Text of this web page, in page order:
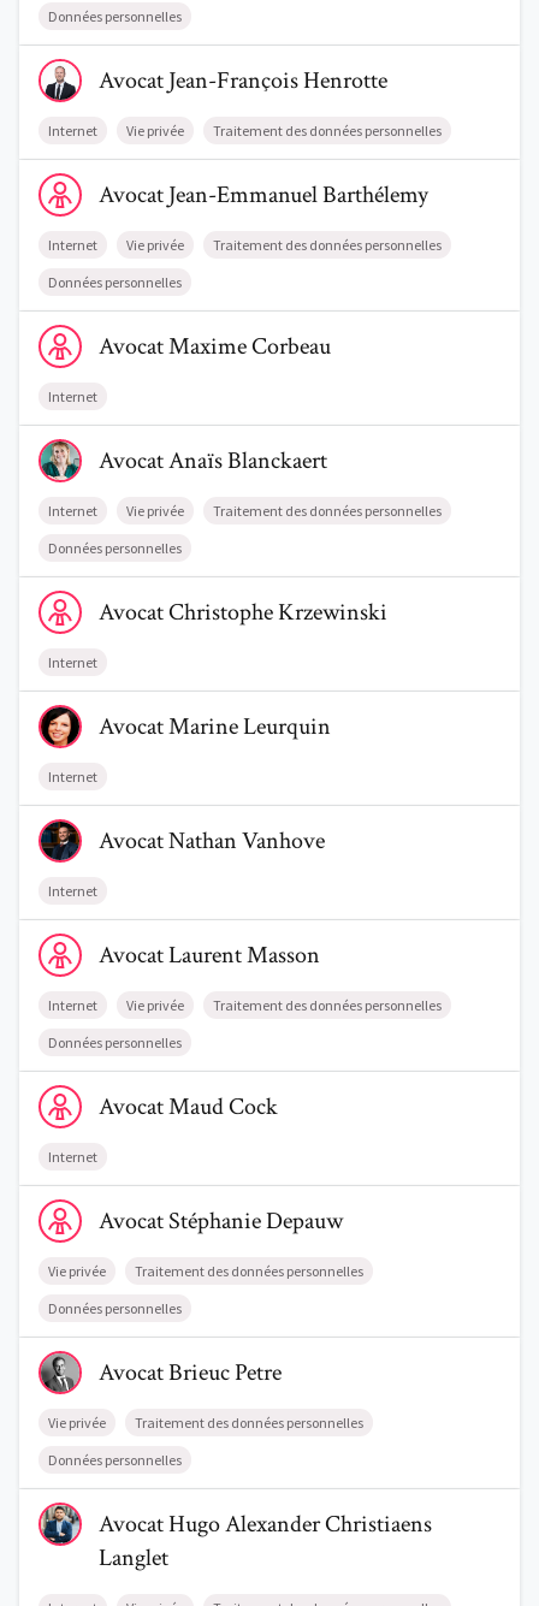
Données personnelles
Voir le profil de AvocatJean-François Henrotte
AvocatJean-FrançoisHenrotte
Internet Vie privée Traitement des données personnelles
Voir le profil de AvocatJean-Emmanuel Barthélemy
AvocatJean-EmmanuelBarthélemy
Internet Vie privée Traitement des données personnelles
Données personnelles
Voir le profil de AvocatMaxime Corbeau
AvocatMaximeCorbeau
Internet
Voir le profil de AvocatAnaïs Blanckaert
AvocatAnaïsBlanckaert
Internet Vie privée Traitement des données personnelles
Données personnelles
Voir le profil de AvocatChristophe Krzewinski
AvocatChristopheKrzewinski
Internet
Voir le profil de AvocatMarine Leurquin
AvocatMarineLeurquin
Internet
Voir le profil de AvocatNathan Vanhove
AvocatNathanVanhove
Internet
Voir le profil de AvocatLaurent Masson
AvocatLaurentMasson
Internet Vie privée Traitement des données personnelles
Données personnelles
Voir le profil de AvocatMaud Cock
AvocatMaudCock
Internet
Voir le profil de AvocatStéphanie Depauw
AvocatStéphanieDepauw
Vie privée Traitement des données personnelles
Données personnelles
Voir le profil de AvocatBrieuc Petre
AvocatBrieucPetre
Vie privée Traitement des données personnelles
Données personnelles
Voir le profil de AvocatHugo Alexander Christiaens Langlet
AvocatHugo AlexanderChristiaens
Langlet